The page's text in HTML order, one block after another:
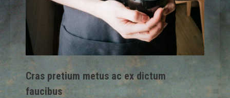
Cras pretium metus ac ex dictum
faucibus